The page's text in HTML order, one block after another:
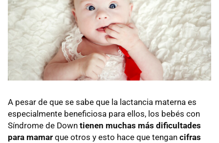
A pesar de que se sabe que la lactancia materna es
especialmente beneficiosa para ellos, los bebés con
Síndrome de Down tienen muchas más dificultades
para mamar que otros y esto hace que tengan cifras